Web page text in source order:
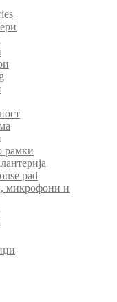
рамки
pad
микрофони и